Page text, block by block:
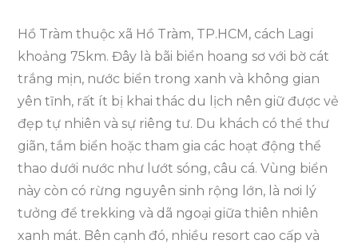
Hồ Tràm thuộc xã Hồ Tràm, TP.HCM, cách Lagi
khoảng 75km. Đây là bãi biển hoang sơ với bờ cát
trắng mịn, nước biển trong xanh và không gian
yên tĩnh, rất ít bị khai thác du lịch nên giữ được vẻ
đẹp tự nhiên và sự riêng tư. Du khách có thể thư
giãn, tắm biển hoặc tham gia các hoạt động thể
thao dưới nước như lướt sóng, câu cá. Vùng biển
này còn có rừng nguyên sinh rộng lớn, là nơi lý
tưởng để trekking và dã ngoại giữa thiên nhiên
xanh mát. Bên cạnh đó, nhiều resort cao cấp và